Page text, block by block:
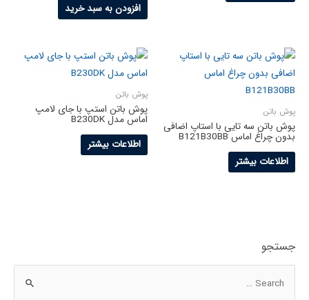
جستجو
افزودن به سبد خرید
پوش باتن
پوش باتن سه تایی با استاپ اضافی
بدون چراغ اماس B121B30BB
اطلاعات بیشتر
پوش باتن
پوش باتن استپ با جای لامپ
اماس مدل B230DK
اطلاعات بیشتر